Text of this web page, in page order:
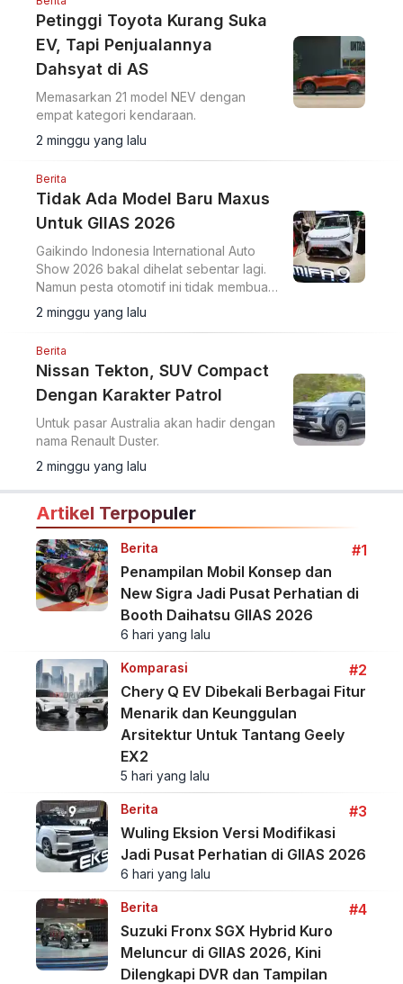
Petinggi Toyota Kurang Suka
EV, Tapi Penjualannya
Dahsyat di AS
Memasarkan 21 model NEV dengan
empat kategori kendaraan.
2 minggu yang lalu
Berita
Tidak Ada Model Baru Maxus
Untuk GIIAS 2026
Gaikindo Indonesia International Auto
Show 2026 bakal dihelat sebentar lagi.
Namun pesta otomotif ini tidak membuat
Maxus ingin memperkenalkan model
terbarunya.
2 minggu yang lalu
Berita
Nissan Tekton, SUV Compact
Dengan Karakter Patrol
Untuk pasar Australia akan hadir dengan
nama Renault Duster.
2 minggu yang lalu
Artikel Terpopuler
Berita
#1
Penampilan Mobil Konsep dan
New Sigra Jadi Pusat Perhatian di
Booth Daihatsu GIIAS 2026
6 hari yang lalu
Komparasi
#2
Chery Q EV Dibekali Berbagai Fitur
Menarik dan Keunggulan
Arsitektur Untuk Tantang Geely
EX2
5 hari yang lalu
Berita
#3
Wuling Eksion Versi Modifikasi
Jadi Pusat Perhatian di GIIAS 2026
6 hari yang lalu
Berita
#4
Suzuki Fronx SGX Hybrid Kuro
Meluncur di GIIAS 2026, Kini
Dilengkapi DVR dan Tampilan